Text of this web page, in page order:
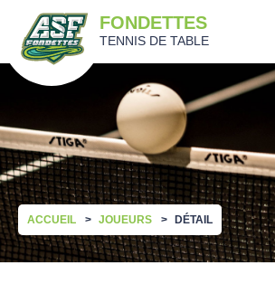
FONDETTES
TENNIS DE TABLE
ACCUEIL JOUEURS DÉTAIL